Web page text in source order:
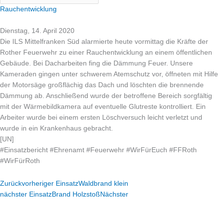
Rauchentwicklung
Dienstag, 14. April 2020
Die ILS Mittelfranken Süd alarmierte heute vormittag die Kräfte der
Rother Feuerwehr zu einer Rauchentwicklung an einem öffentlichen
Gebäude. Bei Dacharbeiten fing die Dämmung Feuer. Unsere
Kameraden gingen unter schwerem Atemschutz vor, öffneten mit Hilfe
der Motorsäge großflächig das Dach und löschten die brennende
Dämmung ab. Anschließend wurde der betroffene Bereich sorgfältig
mit der Wärmebildkamera auf eventuelle Glutreste kontrolliert. Ein
Arbeiter wurde bei einem ersten Löschversuch leicht verletzt und
wurde in ein Krankenhaus gebracht.
[UN]
#Einsatzbericht #Ehrenamt #Feuerwehr #WirFürEuch #FFRoth
#WirFürRoth
Zurückvorheriger EinsatzWaldbrand klein
nächster EinsatzBrand Holzstoß Nächster